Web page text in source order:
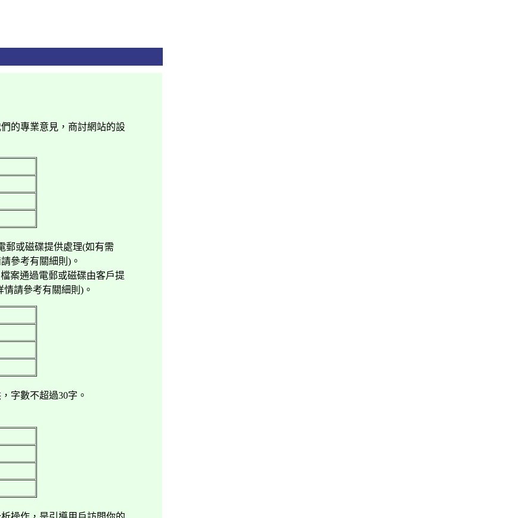
的專業意見，商討網站的設
郵或磁碟提供處理(如有需
參考有關細則 ) 。
檔案通過電郵或磁碟由客戶提
情請參考有關細則 ) 。
字數不超過30字。